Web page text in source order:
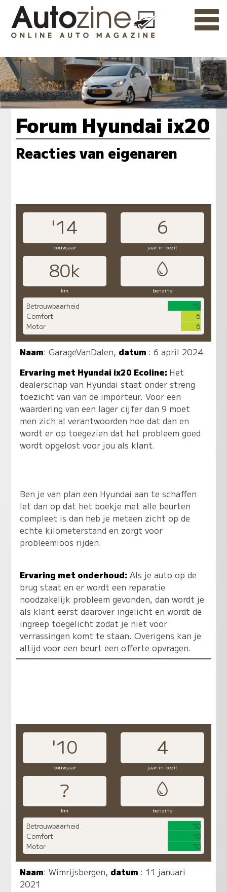
Forum Hyundai ix20
Reacties van eigenaren
'14 6
bouwjaar jaar in bezit
80k
km benzine
Betrouwbaarheid
10
Comfort
6
Motor
6
Naam:GarageVanDalen, datum : 6 april 2024
Ervaring met Hyundai ix20 Ecoline: Het
dealerschap van Hyundai staat onder streng
toezicht van van de importeur. Voor een
waardering van een lager cijfer dan 9 moet
men zich al verantwoorden hoe dat dan en
wordt er op toegezien dat het probleem goed
wordt opgelost voor jou als klant.
Ben je van plan een Hyundai aan te schaffen
let dan op dat het boekje met alle beurten
compleet is dan heb je meteen zicht op de
echte kilometerstand en zorgt voor
probleemloos rijden.
Ervaring met onderhoud: Als je auto op de
brug staat en er wordt een reparatie
noodzakelijk probleem gevonden, dan wordt je
als klant eerst daarover ingelicht en wordt de
ingreep toegelicht zodat je niet voor
verrassingen komt te staan. Overigens kan je
altijd voor een beurt een offerte opvragen.
'10 4
bouwjaar jaar in bezit
?
km benzine
Betrouwbaarheid
10
Comfort
10
Motor
10
Naam:Wimrijsbergen, datum : 11 januari
2021